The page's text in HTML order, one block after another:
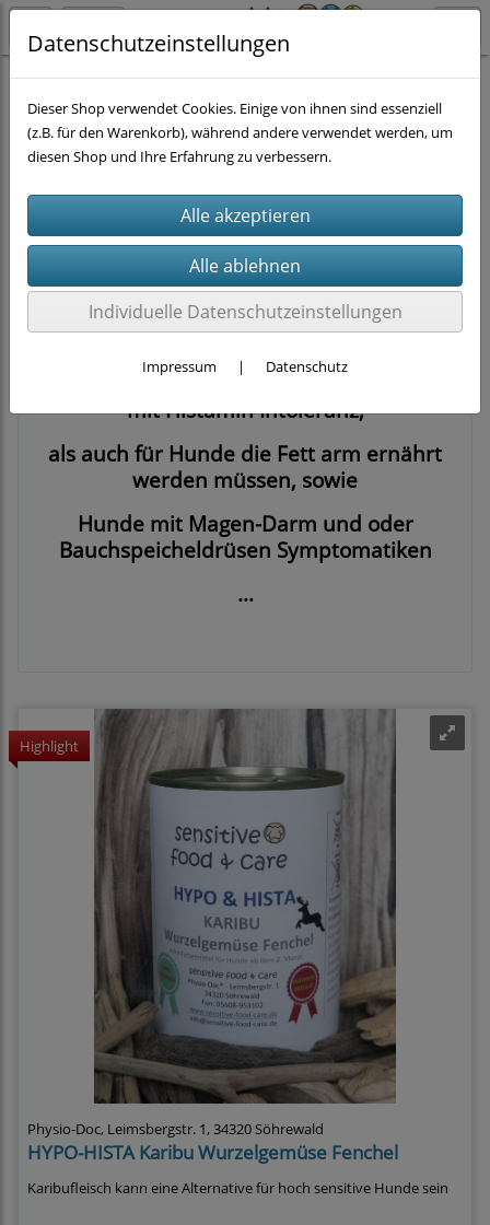
Hund Nassfutter nach Fleischsorte Karibu
Sortierung wählen
Filter
Manchmal muss es "exotisch" sein
Karibufleisch ist besonders Histamin- und
Fett arm, zudem leicht verdaulich
und eignet sich daher besonders für Hunde
mit Histamin Intoleranz,
als auch für Hunde die Fett arm ernährt
werden müssen, sowie
Hunde mit Magen-Darm und oder
Bauchspeicheldrüsen Symptomatiken
...
Highlight
Physio-Doc, Leimsbergstr. 1, 34320 Söhrewald
HYPO-HISTA Karibu Wurzelgemüse Fenchel
Karibufleisch kann eine Alternative für hoch sensitive Hunde sein
Datenschutzeinstellungen
Dieser Shop verwendet Cookies. Einige von ihnen sind essenziell
(z.B. für den Warenkorb), während andere verwendet werden, um
diesen Shop und Ihre Erfahrung zu verbessern.
Individuelle Datenschutzeinstellungen
Impressum | Datenschutz